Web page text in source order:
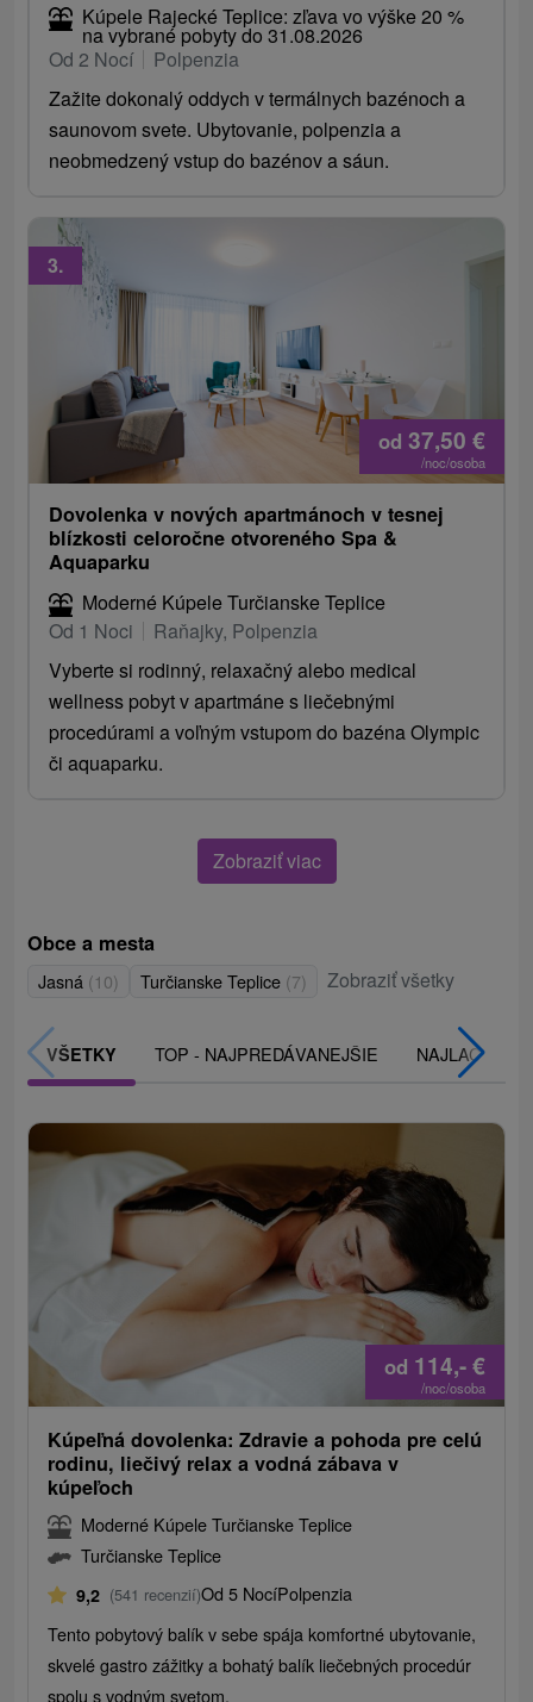
Kúpele Rajecké Teplice: zľava vo výške 20 %
na vybrané pobyty do 31.08.2026
Od 2 Nocí
Polpenzia
Zažite dokonalý oddych v termálnych bazénoch a
saunovom svete. Ubytovanie, polpenzia a
neobmedzený vstup do bazénov a sáun.
od 37,50 €
/noc/osoba
3.
Dovolenka v nových apartmánoch v tesnej
blízkosti celoročne otvoreného Spa &
Aquaparku
Moderné Kúpele Turčianske Teplice
Od 1 Noci
Raňajky, Polpenzia
Vyberte si rodinný, relaxačný alebo medical
wellness pobyt v apartmáne s liečebnými
procedúrami a voľným vstupom do bazéna Olympic
či aquaparku.
Zobraziť viac
Obce a mesta
Jasná (10) Turčianske Teplice (7) Zobraziť všetky
VŠETKY TOP - NAJPREDÁVANEJŠIE
od 114,-€
/noc/osoba
Kúpeľná dovolenka: Zdravie a pohoda pre celú
rodinu, liečivý relax a vodná zábava v
kúpeľoch
Moderné Kúpele Turčianske Teplice
Turčianske Teplice
9,2 (541 recenzií)Od 5 NocíPolpenzia
Tento pobytový balík v sebe spája komfortné ubytovanie,
skvelé gastro zážitky a bohatý balík liečebných procedúr
spolu s vodným svetom.